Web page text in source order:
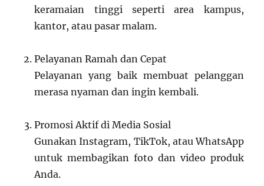
keramaian tinggi seperti area kampus,
kantor, atau pasar malam.
Pelayanan Ramah dan Cepat
Pelayanan yang baik membuat pelanggan
merasa nyaman dan ingin kembali.
Promosi Aktif di Media Sosial
Gunakan Instagram, TikTok, atau WhatsApp
untuk membagikan foto dan video produk
Anda.